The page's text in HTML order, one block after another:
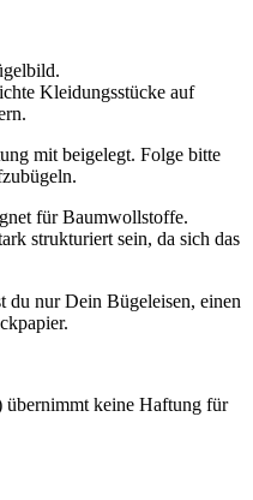
Kleidungsstücke auf
mit beigelegt. Folge bitte
für Baumwollstoffe.
strukturiert sein, da sich das
du nur Dein Bügeleisen, einen
übernimmt keine Haftung für